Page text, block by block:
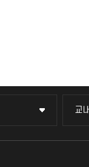
교
교
교